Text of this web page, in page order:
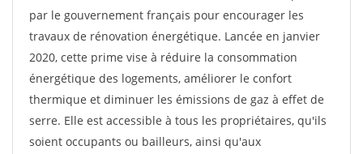
par le gouvernement français pour encourager les
travaux de rénovation énergétique. Lancée en janvier
2020, cette prime vise à réduire la consommation
énergétique des logements, améliorer le confort
thermique et diminuer les émissions de gaz à effet de
serre. Elle est accessible à tous les propriétaires, qu'ils
soient occupants ou bailleurs, ainsi qu'aux